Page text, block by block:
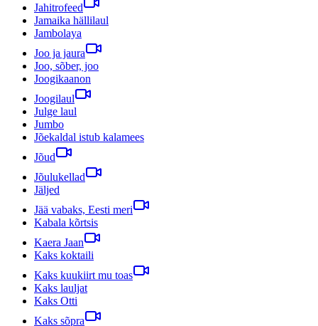
Jahitrofeed
Jamaika hällilaul
Jambolaya
Joo ja jaura
Joo, sõber, joo
Joogikaanon
Joogilaul
Julge laul
Jumbo
Jõekaldal istub kalamees
Jõud
Jõulukellad
Jäljed
Jää vabaks, Eesti meri
Kabala kõrtsis
Kaera Jaan
Kaks koktaili
Kaks kuukiirt mu toas
Kaks lauljat
Kaks Otti
Kaks sõpra